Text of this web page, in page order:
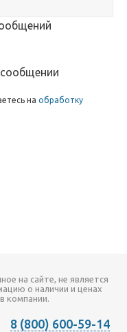
на обработку
на сайте, не является
о наличии и ценах
компании.
8 (800) 600-59-14